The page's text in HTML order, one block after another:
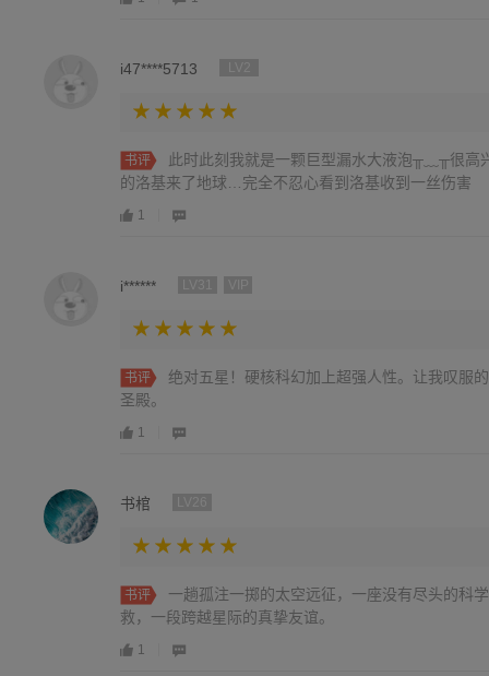
i47****5713
书评
此时此刻我就是一颗巨型漏水大液泡╥﹏╥很高
的洛基来了地球…完全不忍心看到洛基收到一丝伤害
1
i******
书评
绝对五星！硬核科幻加上超强人性。让我叹服
圣殿。
1
书棺
书评
一趟孤注一掷的太空远征，一座没有尽头的科
救，一段跨越星际的真挚友谊。
1